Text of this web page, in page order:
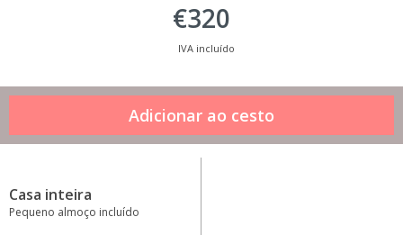
€320
IVA incluído
Casa inteira
Pequeno almoço incluído